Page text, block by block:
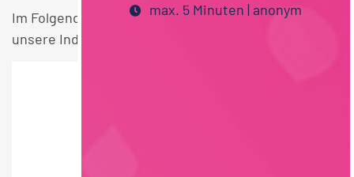
Im Folgenden finden Sie einen Überblick über alle
unsere Industrie Vollzeit Hamburg Stellen.
max. 5 Minuten | anonym